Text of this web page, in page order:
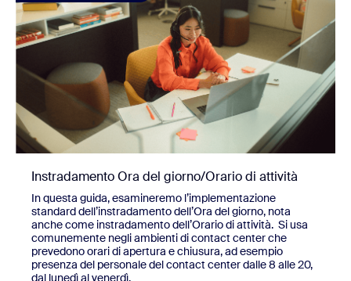
Instradamento Ora del giorno/Orario di attività
In questa guida, esamineremo l’implementazione
standard dell’instradamento dell’Ora del giorno, nota
anche come instradamento dell’Orario di attività. Si usa
comunemente negli ambienti di contact center che
prevedono orari di apertura e chiusura, ad esempio
presenza del personale del contact center dalle 8 alle 20,
dal lunedì al venerdì.